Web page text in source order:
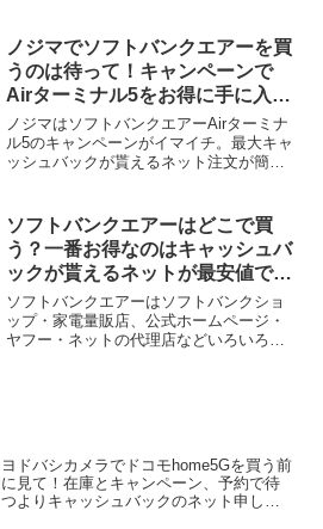
るので正規よりおすすめです！
ノジマでソフトバンクエアーを買
うのは待って！キャンペーンで
Airターミナル5をお得に手に入れ
よう！
ノジマはソフトバンクエアーAirターミナ
ル5のキャンペーンがイマイチ。最大キャ
ッシュバックが貰えるネット注文が簡単
ソフトバンクエアーはどこで買
う？一番お得なのはキャッシュバ
ックが貰えるネットが最安値で正
解！
ソフトバンクエアーはソフトバンクショ
ップ・家電量販店、公式ホームページ・
ヤフー・ネットの代理店などいろいろな
ヨドバシカメラでドコモhome5Gを買う前
に見て！在庫とキャンペーン、予約で待
つよりキャッシュバックのネット申し込